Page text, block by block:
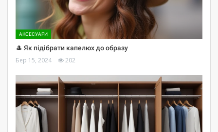
АКСЕСУАРИ
🎩 Як підібрати капелюх до образу
Бер 15, 2024 202